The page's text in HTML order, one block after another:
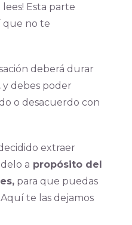
Esta parte
que no te
deberá durar
y debes poder
o desacuerdo con
extraer
a propósito del
para que puedas
te las dejamos